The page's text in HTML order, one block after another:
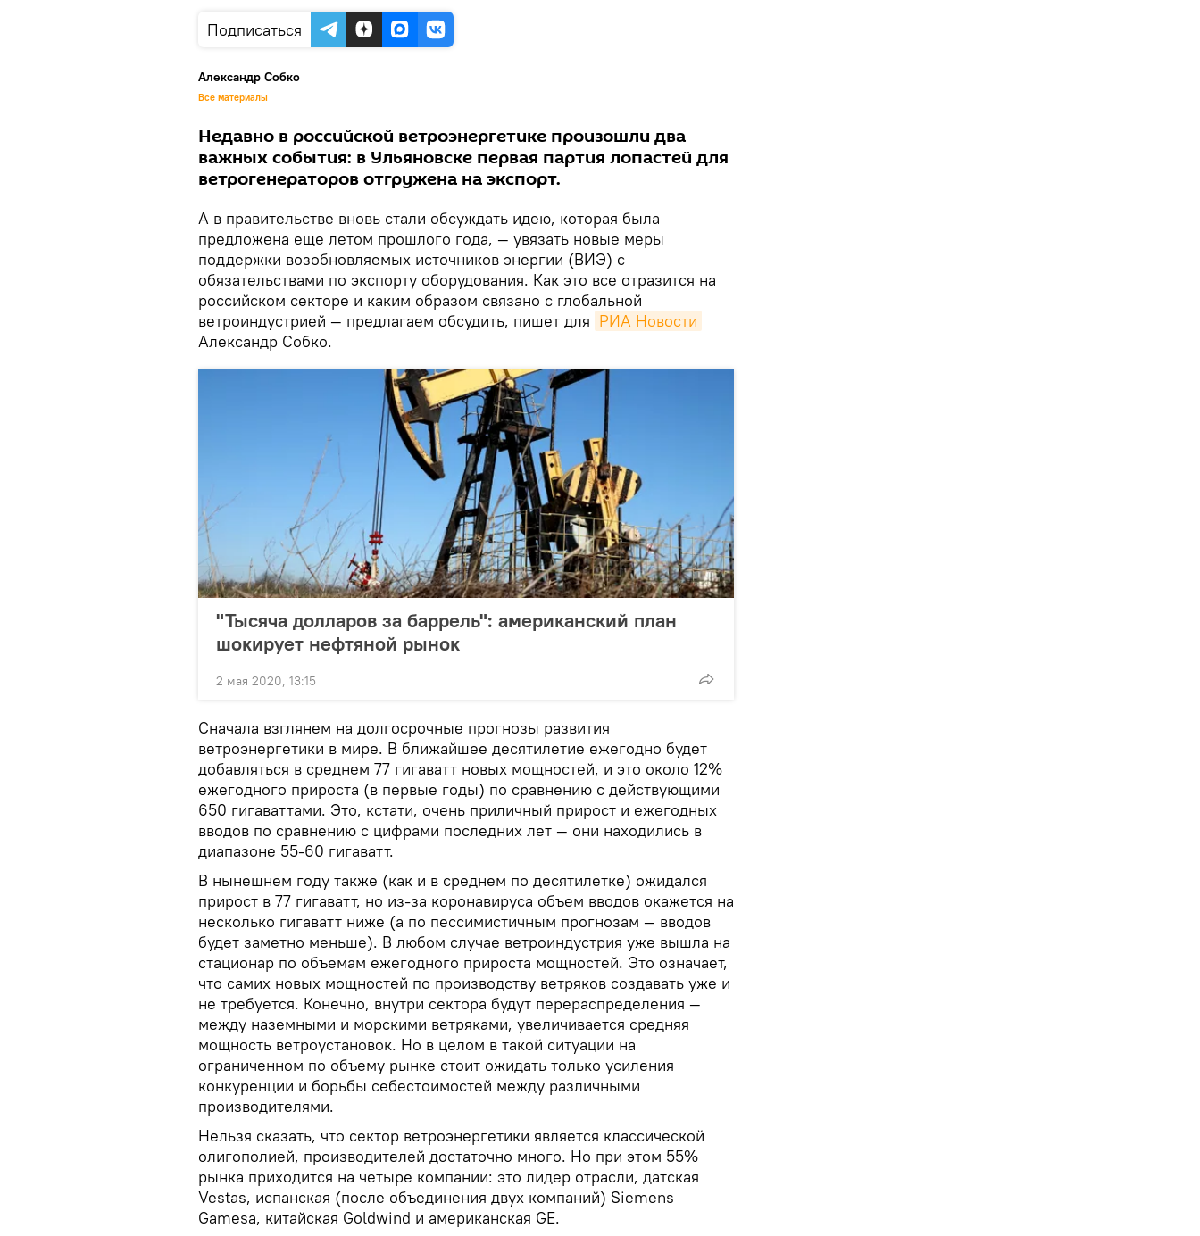
Подписаться
Александр Собко
Все материалы
Недавно в российской ветроэнергетике произошли два
важных события: в Ульяновске первая партия лопастей для
ветрогенераторов отгружена на экспорт.
А в правительстве вновь стали обсуждать идею, которая была
предложена еще летом прошлого года, — увязать новые меры
поддержки возобновляемых источников энергии (ВИЭ) с
обязательствами по экспорту оборудования. Как это все отразится на
российском секторе и каким образом связано с глобальной
ветроиндустрией — предлагаем обсудить, пишет для РИА Новости
Александр Собко.
"Тысяча долларов за баррель": американский план
шокирует нефтяной рынок
2 мая 2020, 13:15
Сначала взглянем на долгосрочные прогнозы развития
ветроэнергетики в мире. В ближайшее десятилетие ежегодно будет
добавляться в среднем 77 гигаватт новых мощностей, и это около 12%
ежегодного прироста (в первые годы) по сравнению с действующими
650 гигаваттами. Это, кстати, очень приличный прирост и ежегодных
вводов по сравнению с цифрами последних лет — они находились в
диапазоне 55-60 гигаватт.
В нынешнем году также (как и в среднем по десятилетке) ожидался
прирост в 77 гигаватт, но из-за коронавируса объем вводов окажется на
несколько гигаватт ниже (а по пессимистичным прогнозам — вводов
будет заметно меньше). В любом случае ветроиндустрия уже вышла на
стационар по объемам ежегодного прироста мощностей. Это означает,
что самих новых мощностей по производству ветряков создавать уже и
не требуется. Конечно, внутри сектора будут перераспределения —
между наземными и морскими ветряками, увеличивается средняя
мощность ветроустановок. Но в целом в такой ситуации на
ограниченном по объему рынке стоит ожидать только усиления
конкуренции и борьбы себестоимостей между различными
производителями.
Нельзя сказать, что сектор ветроэнергетики является классической
олигополией, производителей достаточно много. Но при этом 55%
рынка приходится на четыре компании: это лидер отрасли, датская
Vestas, испанская (после объединения двух компаний) Siemens
Gamesa, китайская Goldwind и американская GE.